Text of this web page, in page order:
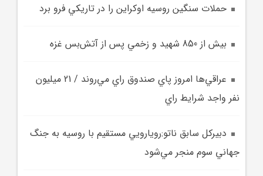
حملات سنگين روسيه اوکراين را در تاريکي فرو برد
بيش از 850 شهيد و زخمي پس از آتش‌بس غزه
عراقي‌ها امروز پاي صندوق راي مي‌روند / 21 ميليون
نفر واجد شرايط راي
دبيرکل سابق ناتو:رويارويي مستقيم با روسيه به جنگ
جهاني سوم منجر مي‌شود